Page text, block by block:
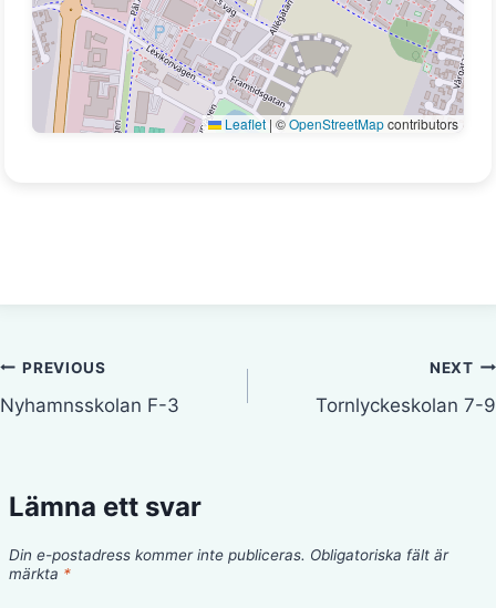
Leaflet | ©OpenStreetMapcontributors
Inläggsnavigering
PREVIOUS
Nyhamnsskolan F-3
NEXT
Tornlyckeskolan 7-9
Lämna ett svar
Din e-postadress kommer inte publiceras. Obligatoriska fält är
märkta *